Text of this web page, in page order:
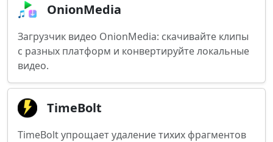
OnionMedia
Загрузчик видео OnionMedia: скачивайте клипы
с разных платформ и конвертируйте локальные
видео.
TimeBolt
TimeBolt упрощает удаление тихих фрагментов